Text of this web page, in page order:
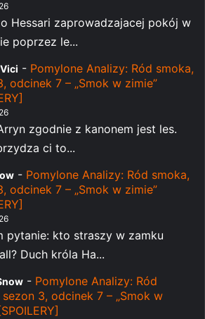
Hessari zaprowadzajacej pokój w
poprzez le...
- Pomylone Analizy: Ród smoka,
odcinek 7 – „Smok w zimie”
zgodnie z kanonem jest les.
ci to...
- Pomylone Analizy: Ród smoka,
odcinek 7 – „Smok w zimie”
pytanie: kto straszy w zamku
Duch króla Ha...
- Pomylone Analizy: Ród
sezon 3, odcinek 7 – „Smok w